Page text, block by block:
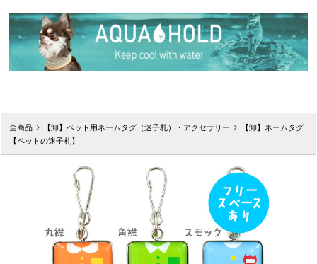
全商品 【卸】ペット用ネームタグ（迷子札）・アクセサリー
【卸】ネームタグ
【ペットの迷子札】